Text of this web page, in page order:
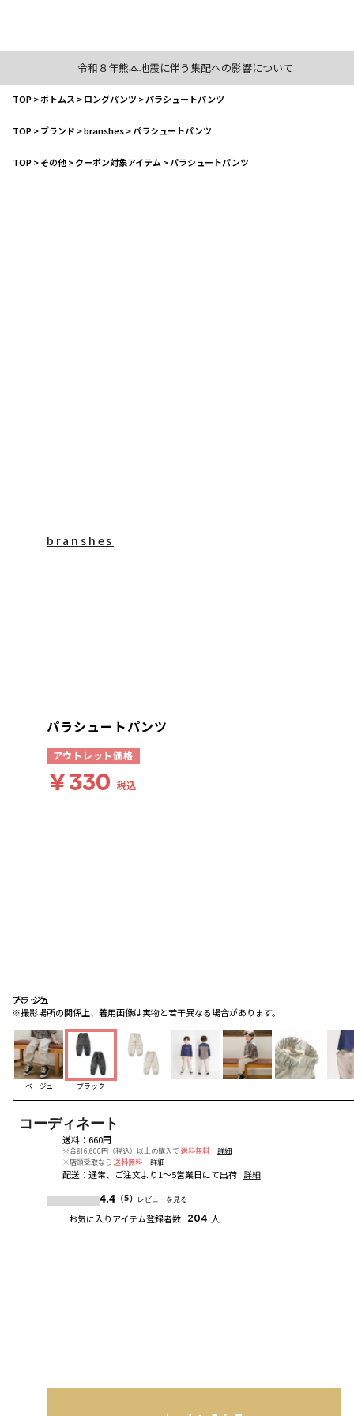
令和８年熊本地震に伴う集配への影響について
TOP>ボトムス >ロングパンツ >パラシュートパンツ
TOP>ブランド >branshes>パラシュートパンツ
TOP>その他>クーポン対象アイテム >パラシュートパンツ
ブラック
※撮影場所の関係上、着用画像は実物と若干異なる場合があります。
ベージュ
ベージュ
ベージュ ブラック
コーディネート
送料： 660円
※合計6,600円（税込）以上の購入で 送料無料
詳細
※店頭受取なら 送料無料 詳細
配送： 通常、ご注文より1～5営業日にて出荷 詳細
4.4（5） レビューを見る
お気に入りアイテム登録者数 204 人
branshes
パラシュートパンツ
アウトレット価格
￥330 税込